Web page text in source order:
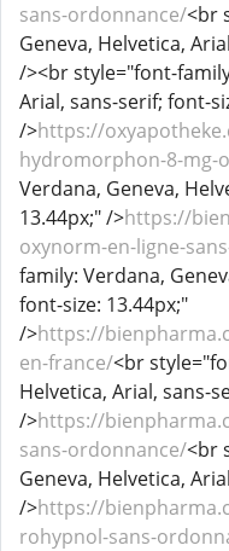
sans-ordonnance/<br
Geneva, Helvetica,
/><br style="font-
Arial, sans-serif; font-
/>https://
hydromorphon-8-mg-
Verdana, Geneva,
13.44px;" />https://
oxynorm-en-ligne-
family: Verdana,
font-size: 13.44px;"
/>https://
en-france/<br
Helvetica, Arial, sans-
/>https://
sans-ordonnance/<br
Geneva, Helvetica,
/>https://
rohypnol-sans-